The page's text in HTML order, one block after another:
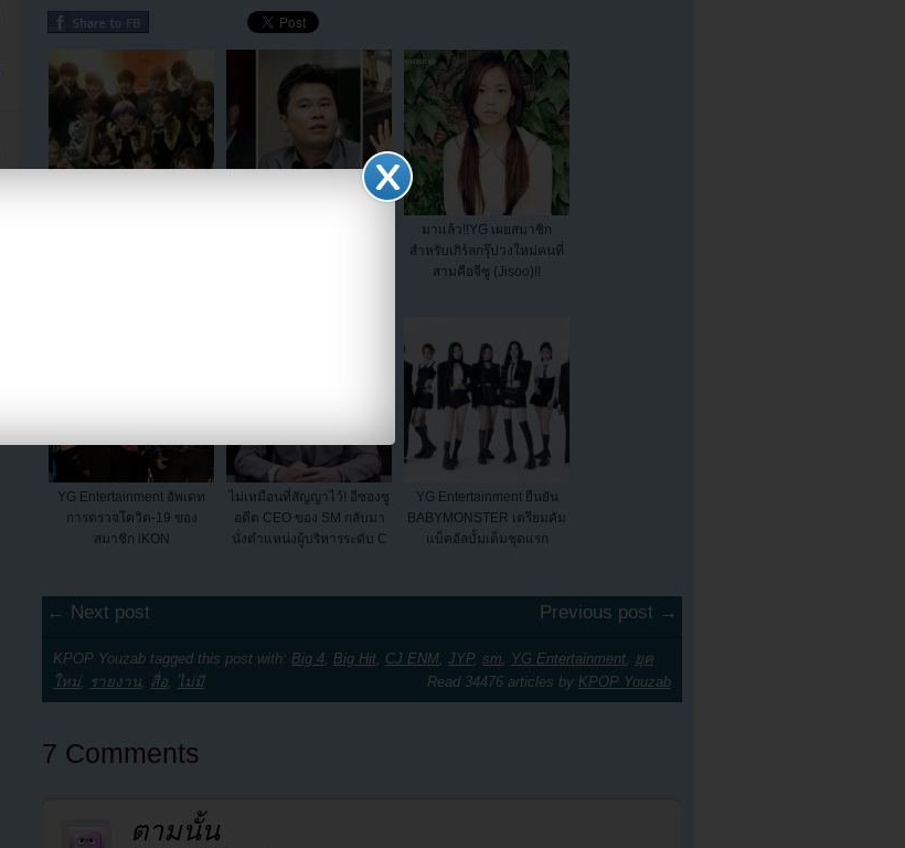
มาแล้ว!!YG เผยสมาชิก
สำหรับเกิร์ลกรุ๊ปวงใหม่คนที่
สามคือจีซู (Jisoo)!!
YG Entertainment อัพเดท
การตรวจโควิด-19 ของ
สมาชิก iKON
ไม่เหมือนที่สัญญาไว้! อีซองซู
อดีต CEO ของ SM กลับมา
นั่งตำแหน่งผู้บริหารระดับ C
YG Entertainment ยืนยัน
BABYMONSTER เตรียมคัม
แบ็คอัลบั้มเต็มชุดแรก
← Next post Previous post →
KPOP Youzab tagged this post with: Big 4, Big Hit, CJ ENM, JYP, sm, YG Entertainment, ยุค
ใหม่, รายงาน, สื่อ, ไม่มี Read 34476 articles by KPOP Youzab
7 Comments
ตามนั้น